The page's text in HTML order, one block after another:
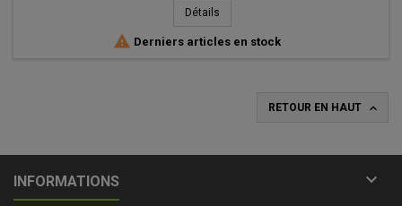
Détails
 Derniers articles en stock
RETOUR EN HAUT 
INFORMATIONS 